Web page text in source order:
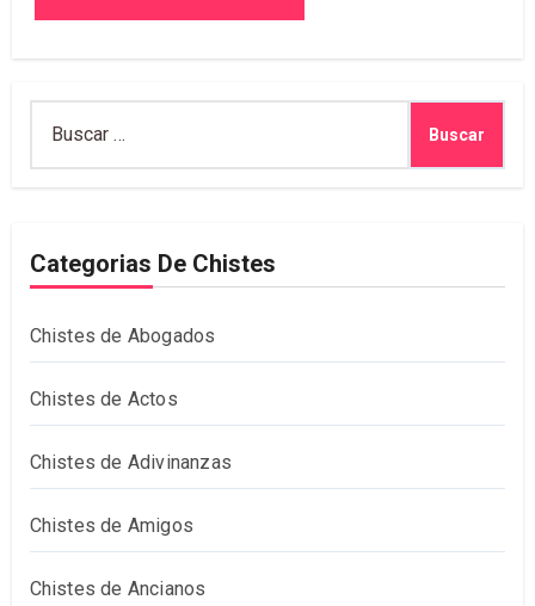
Categorias De Chistes
Chistes de Abogados
Chistes de Actos
Chistes de Adivinanzas
Chistes de Amigos
Chistes de Ancianos